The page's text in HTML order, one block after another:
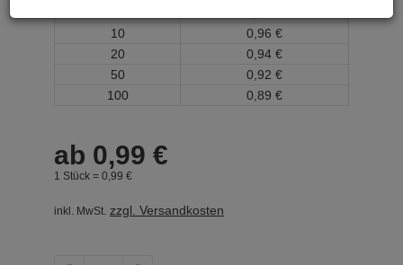
10
0, 96 €
20
0, 94 €
50
0, 92 €
100
0, 89 €
ab 0,99 €
1 Stück = 0, 99 €
inkl. MwSt. zzgl. Versandkosten